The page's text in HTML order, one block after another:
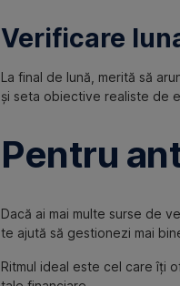
Verificare
La final de lună, merită să
și seta obiective realiste de
Pentru
Dacă ai mai multe surse de
te ajută să gestionezi mai
Ritmul ideal este cel care îți